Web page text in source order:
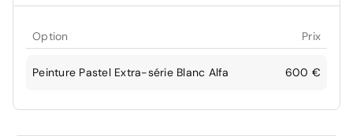
Option Prix
Peinture Pastel Extra-série Blanc Alfa 600 €